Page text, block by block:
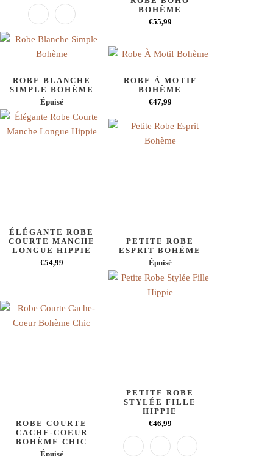
BOHÈME
€55,99
ROBE BLANCHE
SIMPLE BOHÈME
Épuisé
ROBE À MOTIF
BOHÈME
€47,99
ÉLÉGANTE ROBE
COURTE MANCHE
LONGUE HIPPIE
€54,99
PETITE ROBE
ESPRIT BOHÈME
Épuisé
ROBE COURTE
CACHE-COEUR
BOHÈME CHIC
Épuisé
PETITE ROBE
STYLÉE FILLE
HIPPIE
€46,99